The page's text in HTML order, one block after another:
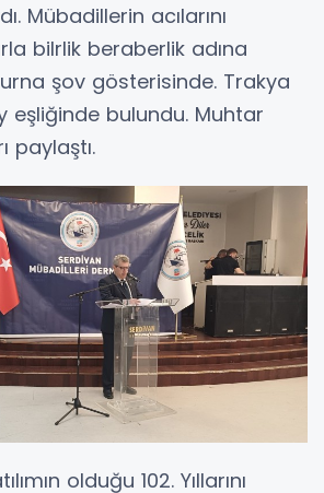
Mübadillerin acılarını
bilrlik beraberlik adına
şov gösterisinde. Trakya
eşliğinde bulundu. Muhtar
paylaştı.
olduğu 102. Yıllarını